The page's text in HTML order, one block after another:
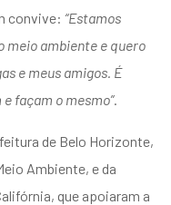
convive: “Estamos
meio ambiente e quero
e meus amigos. É
façam o mesmo”.
de Belo Horizonte,
Ambiente, e da
que apoiaram a